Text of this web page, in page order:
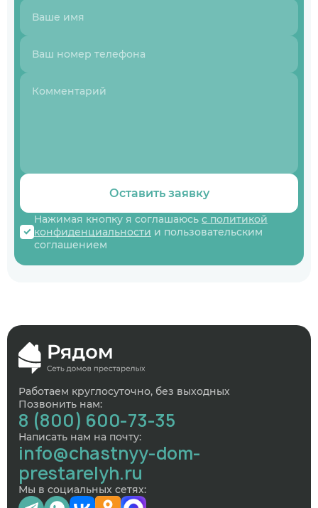
Оставить заявку
Нажимая кнопку я соглашаюсь с политикой
конфиденциальности и пользовательским
соглашением
Работаем круглосуточно, без выходных
Позвонить нам:
8 (800) 600-73-35
Написать нам на почту:
info@chastnyy-dom-
prestarelyh.ru
Мы в социальных сетях: